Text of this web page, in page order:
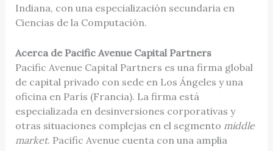
Indiana, con una especialización secundaria en
Ciencias de la Computación.
Acerca de Pacific Avenue Capital Partners
Pacific Avenue Capital Partners es una firma global
de capital privado con sede en Los Ángeles y una
oficina en París (Francia). La firma está
especializada en desinversiones corporativas y
otras situaciones complejas en el segmento middle
market. Pacific Avenue cuenta con una amplia